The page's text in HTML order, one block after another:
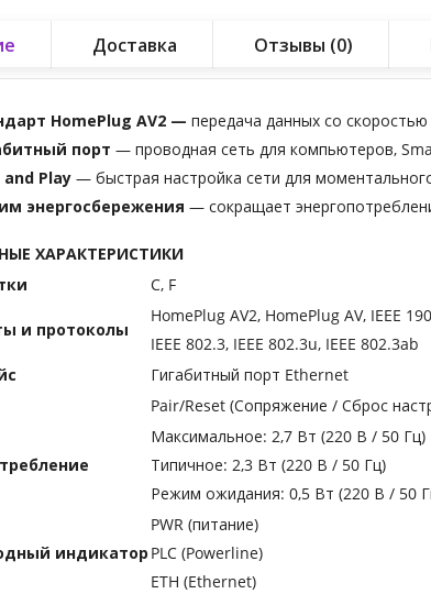
Доставка Отзывы (0)
HomePlug AV2 — передача данных со
порт — проводная сеть для компьютеров,
and Play — быстрая настройка сети для
энергосбережения — сокращает
ХАРАКТЕРИСТИКИ
C, F
и протоколы
HomePlug AV2, HomePlug AV, IEEE
IEEE 802.3, IEEE 802.3u, IEEE 802.3ab
Гигабитный порт Ethernet
Pair/Reset (Сопряжение / Сброс
Максимальное: 2,7 Вт (220 В / 50 Гц)
Типичное: 2,3 Вт (220 В / 50 Гц)
Режим ожидания: 0,5 Вт (220 В / 50
индикатор
PWR (питание)
PLC (Powerline)
ETH (Ethernet)